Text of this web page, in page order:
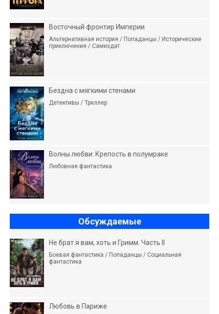
Восточный фронтир Империи
Альтернативная история / Попаданцы / Исторические
приключения / Самиздат
Бездна с мягкими стенами
Детективы / Триллер
Волны любви: Крепость в полумраке
Любовная фантастика
Обсуждаемые
Не брат я вам, хоть и Гримм. Часть II
Боевая фантастика / Попаданцы / Социальная
фантастика
Любовь в Париже